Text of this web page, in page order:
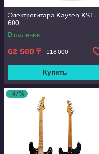
Электрогитара Kaysen KST-
600
В наличии
62 500 ₸ 118 000 ₸
Купить
–47%